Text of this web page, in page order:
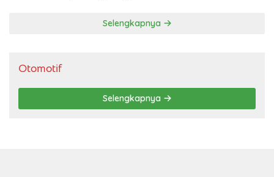
Selengkapnya
Otomotif
Selengkapnya